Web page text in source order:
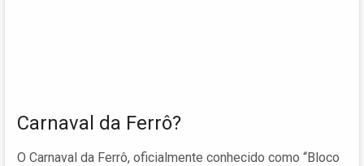
Carnaval da Ferrô?
O Carnaval da Ferrô, oficialmente conhecido como “Bloco